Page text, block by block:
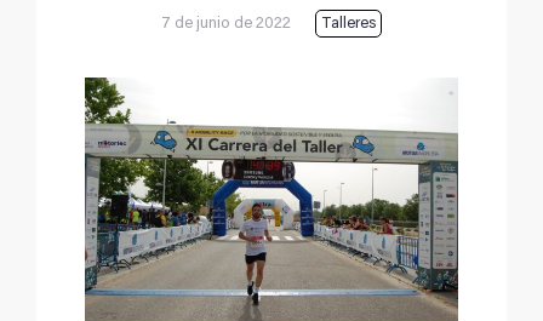
7 de junio de 2022 Talleres
Ver
imagen
más
grande